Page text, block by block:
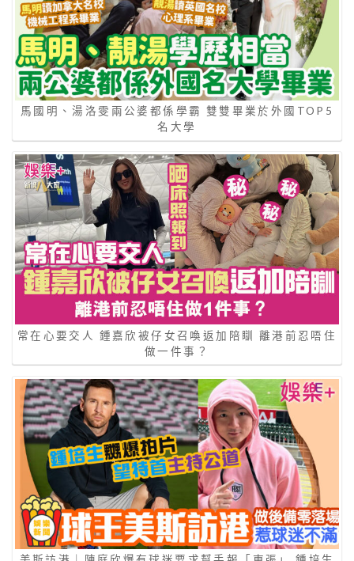
馬國明、湯洛雯兩公婆都係學霸 雙雙畢業於外國TOP5
名大學
常在心要交人 鍾嘉欣被仔女召喚返加陪瞓 離港前忍唔住
做一件事？